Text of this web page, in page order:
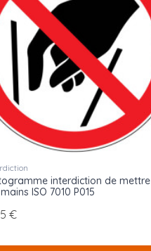
interdiction de mettre
ISO 7010 P015
€